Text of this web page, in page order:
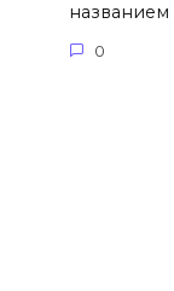
названием
0